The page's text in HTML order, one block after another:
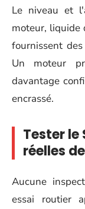
Le niveau et
moteur, liquide
fournissent
Un moteur
davantage
encrassé.
Tester le
réelles
Aucune
essai routier